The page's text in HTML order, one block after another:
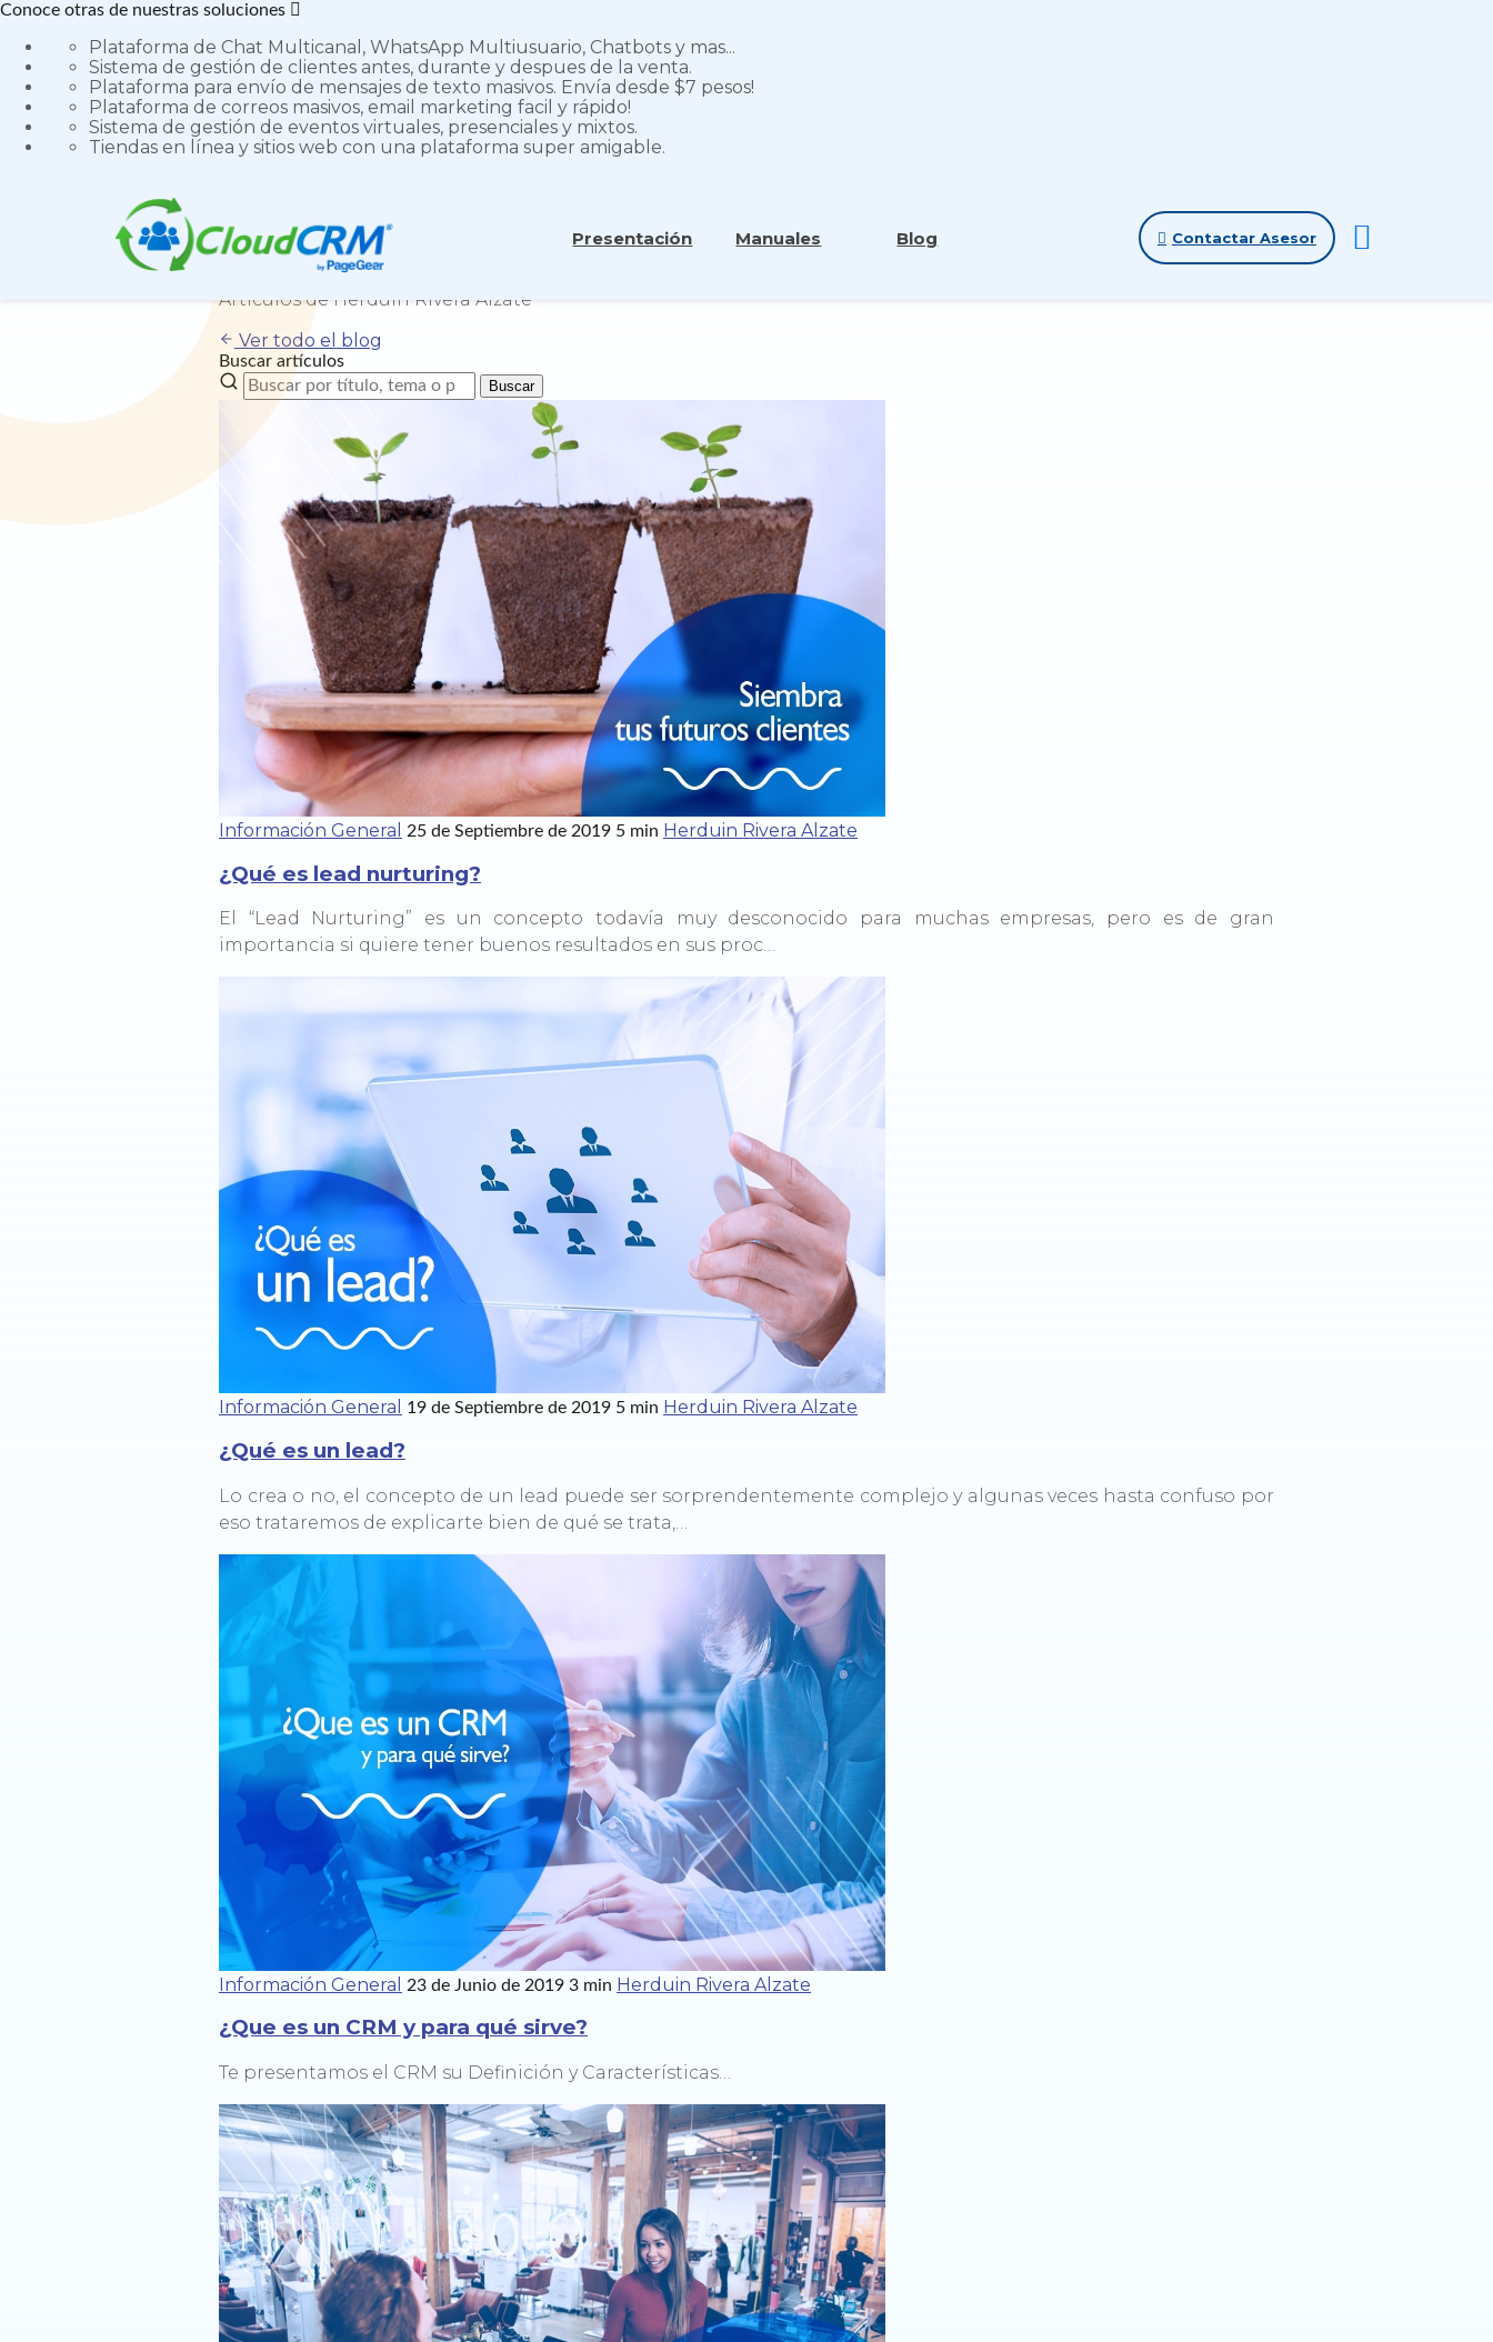
Conoce otras de nuestras soluciones
Plataforma de Chat Multicanal, WhatsApp Multiusuario, Chatbots y mas...
Sistema de gestión de clientes antes, durante y despues de la venta.
Plataforma para envío de mensajes de texto masivos. Envía desde $7 pesos!
Plataforma de correos masivos, email marketing facil y rápido!
Sistema de gestión de eventos virtuales, presenciales y mixtos.
Tiendas en línea y sitios web con una plataforma super amigable.
Presentación Manuales Blog Contactar Asesor
Herduin Rivera Alzate
Artículos de Herduin Rivera Alzate
Ver todo el blog
Buscar artículos
Buscar
Información General 25 de Septiembre de 2019 5 min Herduin Rivera Alzate
¿Qué es lead nurturing?
El “Lead Nurturing” es un concepto todavía muy desconocido para muchas empresas, pero es de gran
importancia si quiere tener buenos resultados en sus proc…
Información General 19 de Septiembre de 2019 5 min Herduin Rivera Alzate
¿Qué es un lead?
Lo crea o no, el concepto de un lead puede ser sorprendentemente complejo y algunas veces hasta confuso por
eso trataremos de explicarte bien de qué se trata,…
Información General 23 de Junio de 2019 3 min Herduin Rivera Alzate
¿Que es un CRM y para qué sirve?
Te presentamos el CRM su Definición y Características…